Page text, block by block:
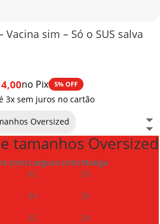
Vacina sim – Só o SUS salva
no Pix 5% OFF
3x sem juros no cartão
Oversized
tamanhos Oversized
(cm) Largura (cm) Manga
62
26
64
26
65
28